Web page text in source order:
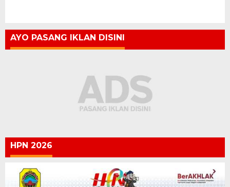
AYO PASANG IKLAN DISINI
HPN 2026